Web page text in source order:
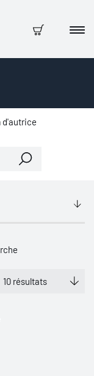
Panier
d'autrice